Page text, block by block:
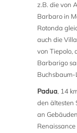
z.B. die von
Barbaro in
Rotonda
auch die
von Tiepolo,
Barbarigo
Padua, 14
den ältesten
an